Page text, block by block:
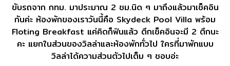
ขับรถจาก กทม. มาประมาณ 2 ชม.นิด ๆ มาถึงแล้วมาเช็คอิน
กันค่ะ ห้องพักของเราวันนี้คือ Skydeck Pool Villa พร้อม
Floting Breakfast แค่คิดก็ฟินแล้ว ตึกเช็คอินจะมี 2 ตึกนะ
คะ แยกในส่วนของวิลล่าและห้องพักทั่วไป ใครที่มาพักแบบ
วิลล่าได้ความส่วนตัวไปเต็ม ๆ ชอบอ่ะ